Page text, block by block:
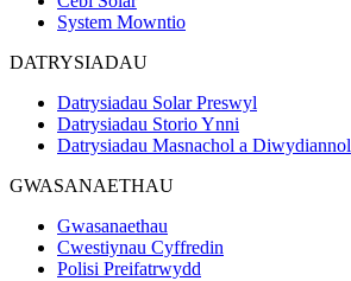
System Mowntio
DATRYSIADAU
Datrysiadau Solar Preswyl
Datrysiadau Storio Ynni
Datrysiadau Masnachol a Diwydiannol
GWASANAETHAU
Gwasanaethau
Cwestiynau Cyffredin
Polisi Preifatrwydd